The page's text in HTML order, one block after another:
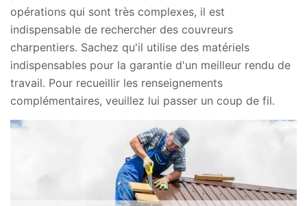
opérations qui sont très complexes, il est
indispensable de rechercher des couvreurs
charpentiers. Sachez qu'il utilise des matériels
indispensables pour la garantie d'un meilleur rendu de
travail. Pour recueillir les renseignements
complémentaires, veuillez lui passer un coup de fil.